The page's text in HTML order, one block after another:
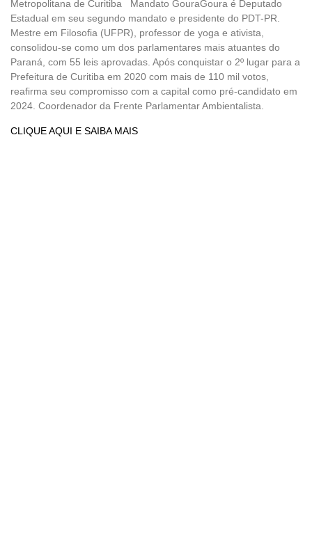
Metropolitana de Curitiba Mandato GouraGoura é Deputado
Estadual em seu segundo mandato e presidente do PDT-PR.
Mestre em Filosofia (UFPR), professor de yoga e ativista,
consolidou-se como um dos parlamentares mais atuantes do
Paraná, com 55 leis aprovadas. Após conquistar o 2º lugar para a
Prefeitura de Curitiba em 2020 com mais de 110 mil votos,
reafirma seu compromisso com a capital como pré-candidato em
2024. Coordenador da Frente Parlamentar Ambientalista.
CLIQUE AQUI E SAIBA MAIS